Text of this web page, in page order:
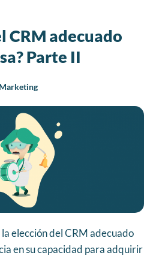
CRM adecuado
Parte II
Marketing
elección del CRM adecuado
en su capacidad para adquirir